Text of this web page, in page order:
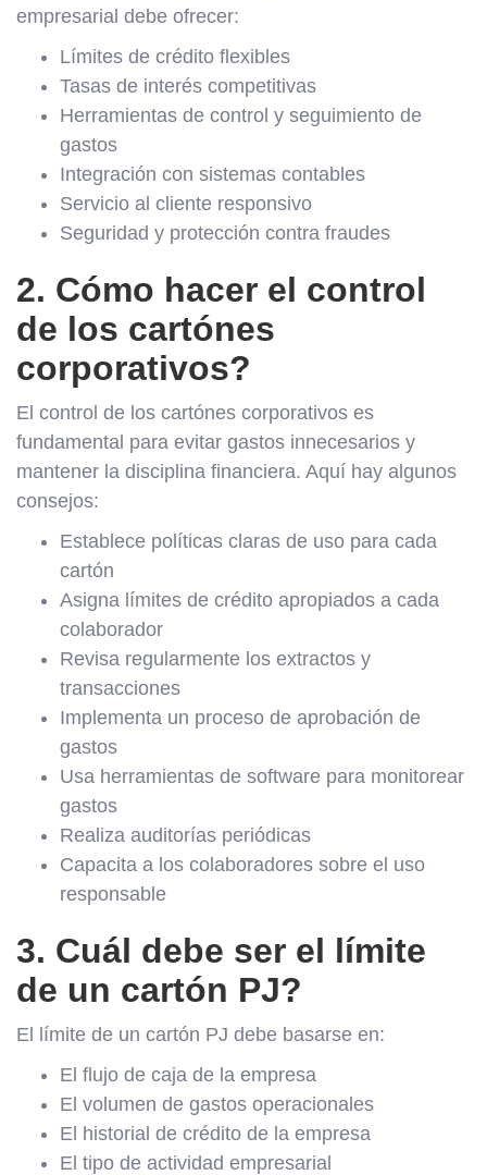
empresarial debe ofrecer:
Límites de crédito flexibles
Tasas de interés competitivas
Herramientas de control y seguimiento de
gastos
Integración con sistemas contables
Servicio al cliente responsivo
Seguridad y protección contra fraudes
2. Cómo hacer el control
de los cartónes
corporativos?
El control de los cartónes corporativos es
fundamental para evitar gastos innecesarios y
mantener la disciplina financiera. Aquí hay algunos
consejos:
Establece políticas claras de uso para cada
cartón
Asigna límites de crédito apropiados a cada
colaborador
Revisa regularmente los extractos y
transacciones
Implementa un proceso de aprobación de
gastos
Usa herramientas de software para monitorear
gastos
Realiza auditorías periódicas
Capacita a los colaboradores sobre el uso
responsable
3. Cuál debe ser el límite
de un cartón PJ?
El límite de un cartón PJ debe basarse en:
El flujo de caja de la empresa
El volumen de gastos operacionales
El historial de crédito de la empresa
El tipo de actividad empresarial